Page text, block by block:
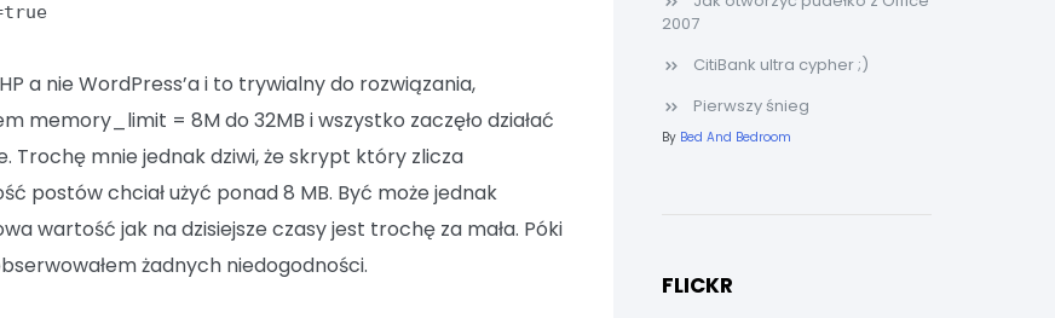
a nie WordPress’a i to trywialny do rozwiązania,
memory_limit = 8M do 32MB i wszystko zaczęło działać
Trochę mnie jednak dziwi, że skrypt który zlicza
postów chciał użyć ponad 8 MB. Być może jednak
wartość jak na dzisiejsze czasy jest trochę za mała. Póki
żadnych niedogodności.
2007
CitiBank ultra cypher ;)
Pierwszy śnieg
By Bed And Bedroom
FLICKR